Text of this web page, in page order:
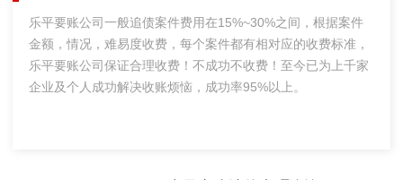
乐平要账公司一般追债案件费用在15%~30%之间，根据案件
金额，情况，难易度收费，每个案件都有相对应的收费标准，
乐平要账公司保证合理收费！不成功不收费！至今已为上千家
企业及个人成功解决收账烦恼，成功率95%以上。